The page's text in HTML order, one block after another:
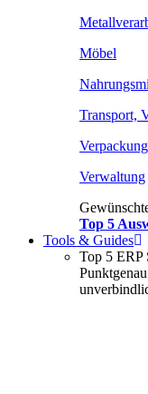
Möbel
Transport,
Verpackung
Verwaltung
Top 5
Tools & Guides
Top 5 ERP